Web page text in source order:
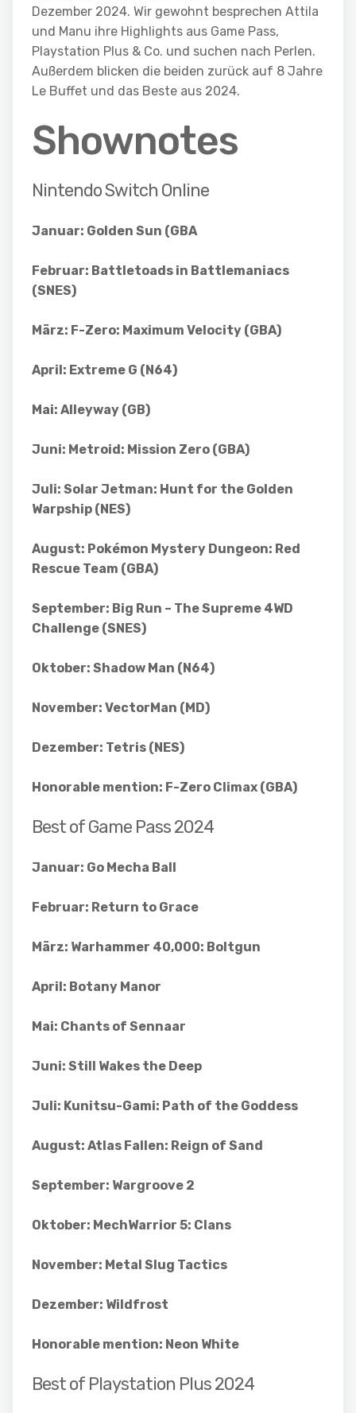
Dezember 2024. Wir gewohnt besprechen Attila
und Manu ihre Highlights aus Game Pass,
Playstation Plus & Co. und suchen nach Perlen.
Außerdem blicken die beiden zurück auf 8 Jahre
Le Buffet und das Beste aus 2024.
Shownotes
Nintendo Switch Online
Januar: Golden Sun (GBA
Februar: Battletoads in Battlemaniacs
(SNES)
März: F-Zero: Maximum Velocity (GBA)
April: Extreme G (N64)
Mai: Alleyway (GB)
Juni: Metroid: Mission Zero (GBA)
Juli: Solar Jetman: Hunt for the Golden
Warpship (NES)
August: Pokémon Mystery Dungeon: Red
Rescue Team (GBA)
September: Big Run – The Supreme 4WD
Challenge (SNES)
Oktober: Shadow Man (N64)
November: VectorMan (MD)
Dezember: Tetris (NES)
Honorable mention: F-Zero Climax (GBA)
Best of Game Pass 2024
Januar: Go Mecha Ball
Februar: Return to Grace
März: Warhammer 40,000: Boltgun
April: Botany Manor
Mai: Chants of Sennaar
Juni: Still Wakes the Deep
Juli: Kunitsu-Gami: Path of the Goddess
August: Atlas Fallen: Reign of Sand
September: Wargroove 2
Oktober: MechWarrior 5: Clans
November: Metal Slug Tactics
Dezember: Wildfrost
Honorable mention: Neon White
Best of Playstation Plus 2024